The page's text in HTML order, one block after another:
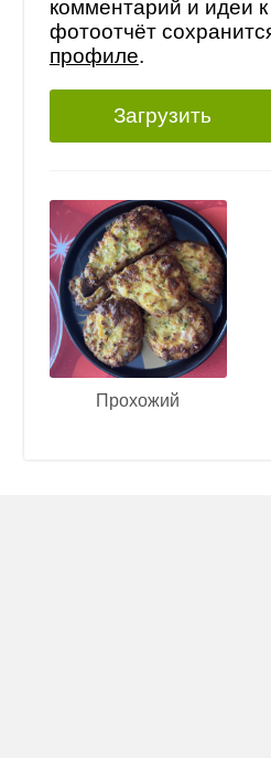
комментарий и идеи к
фотоотчёт
профиле.
Загрузить
Прохожий